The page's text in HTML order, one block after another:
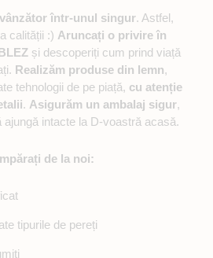
într-unul singur. Astfel,
calității :) Aruncați o privire în
și descoperiți cum prind viață
Realizăm produse din lemn,
tehnologii de pe piață, cu atenție
. Asigurăm un ambalaj sigur,
intacte la D-voastră acasă.
de la noi:
tipurile de pereți